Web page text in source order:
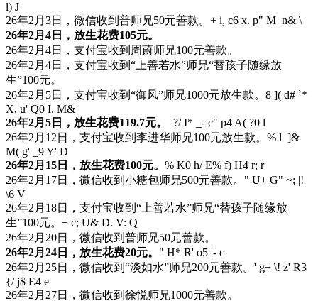
l) J
26年2月3日，微信收到普师兄50元善款。 + i, c6 x. p" M n& \
26年2月4日，放生花费105元。
26年2月4日，支付宝收到周蔚师兄100元善款。
26年2月4日，支付宝收到“上善若水”师兄“替孩子随缘放
生”100元。
26年2月5日，支付宝收到“御风”师兄1000元放生款。 8 ]( d# `*
X, u' Q0 I. M& |
26年2月5日，放生花费119.7元。
?/ I* _- c" p4 A( ?0 l
26年2月12日，支付宝收到李进华师兄100元放生款。 % l ]&
M( g' _9 Y' D
26年2月15日，放生花费100元。 % K0 h/ E% f) H4 r; r
26年2月17日，微信收到小糖包师兄500元善款。 " U+ G" ~; |!
\6 V
26年2月18日，支付宝收到“上善若水”师兄“替孩子随缘放
生”100元。 + c; U& D. V: Q
26年2月20日，微信收到普师兄50元善款。
26年2月24日，放生花费20元。 " H* R' o5 |- c
26年2月25日，微信收到“淡如水”师兄200元善款。 ' g+ \! z' R3
{/ j$ E4 e
26年2月27日，微信收到徐悦师兄1000元善款。